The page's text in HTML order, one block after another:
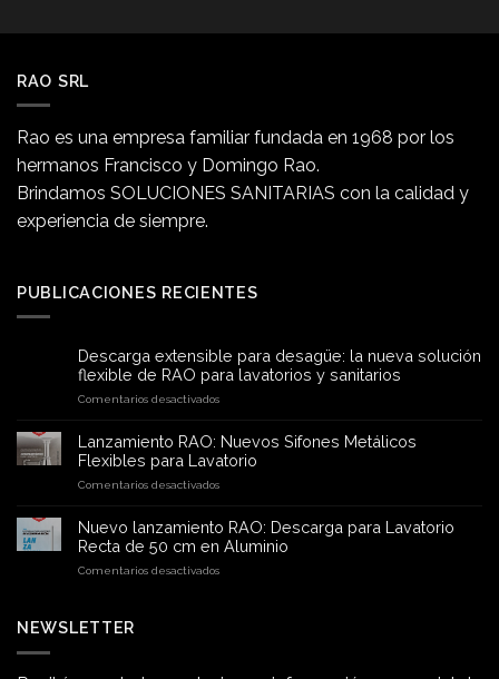
RAO SRL
Rao es una empresa familiar fundada en 1968 por los
hermanos Francisco y Domingo Rao.
Brindamos SOLUCIONES SANITARIAS con la calidad y
experiencia de siempre.
PUBLICACIONES RECIENTES
Descarga extensible para desagüe: la nueva solución
flexible de RAO para lavatorios y sanitarios
Comentarios desactivadosen
extensible
para
desagüe:
la
solución
flexible
RAO
Lanzamiento RAO: Nuevos Sifones Metálicos
Flexibles para Lavatorio
Comentarios desactivadosen
RAO:
Nuevos
Sifones
Metálicos
Nuevo lanzamiento RAO: Descarga para Lavatorio
Recta de 50 cm en Aluminio
Comentarios desactivadosen
Lavatorio
NEWSLETTER